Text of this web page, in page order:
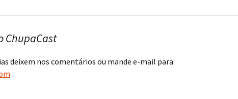
ChupaCast
deixem nos comentários ou mande e-mail para